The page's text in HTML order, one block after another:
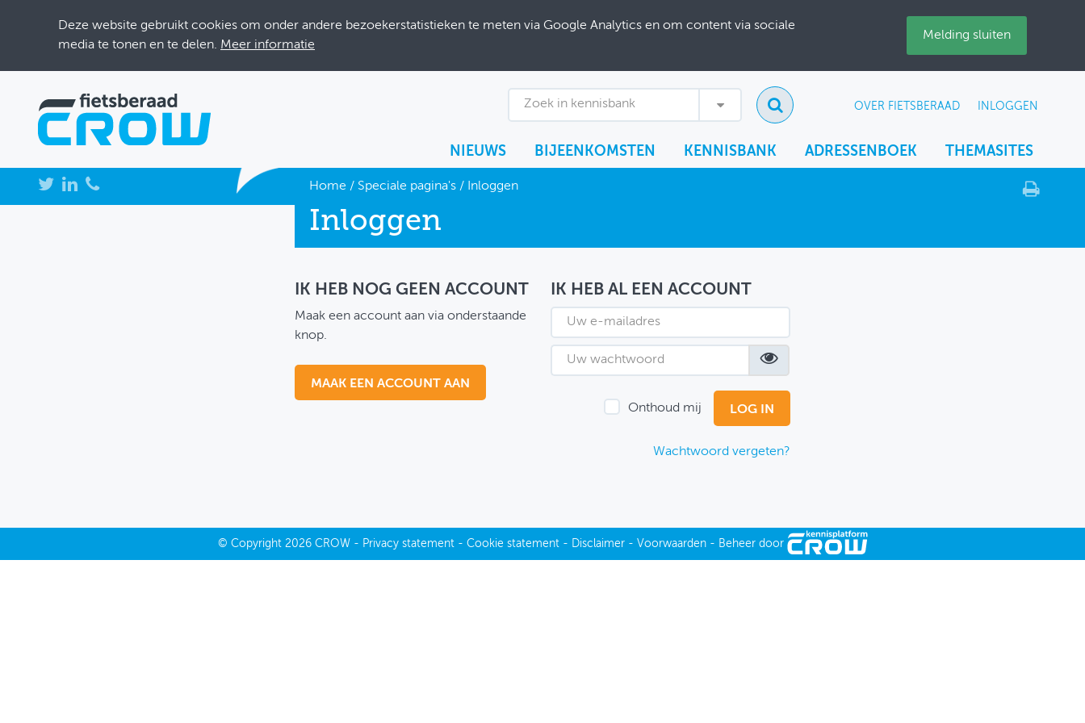
Deze website gebruikt cookies om onder andere bezoekerstatistieken te meten via Google Analytics en om content via sociale
media te tonen en te delen. Meer informatie
Melding sluiten
Zoek in kennisbank OVER FIETSBERAAD INLOGGEN
NIEUWS BIJEENKOMSTEN KENNISBANK ADRESSENBOEK THEMASITES
NIEUWS Home / Speciale pagina's/ Inloggen
Inloggen
IK HEB NOG GEEN ACCOUNT
Maak een account aan via onderstaande
knop.
MAAK EEN ACCOUNT AAN
IK HEB AL EEN ACCOUNT
Onthoud mij
Wachtwoord vergeten?
© Copyright2026 CROW - Privacy statement- Cookie statement- Disclaimer- Voorwaarden - Beheer door